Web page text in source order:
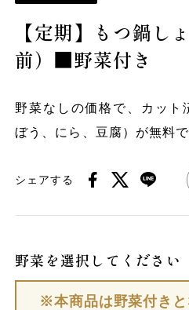
【定期】もつ鍋し
前）■野菜付き
野菜なしの価格で、カット
ぼう、にら、豆腐）が無料
シェアする
野菜を選択してください
※本商品は野菜付き